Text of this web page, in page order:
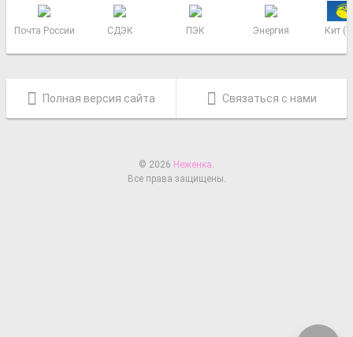
Почта России СДЭК ПЭК Энергия Кит
Полная версия сайта Связаться с нами
© 2026 Неженка.
Все права защищены.